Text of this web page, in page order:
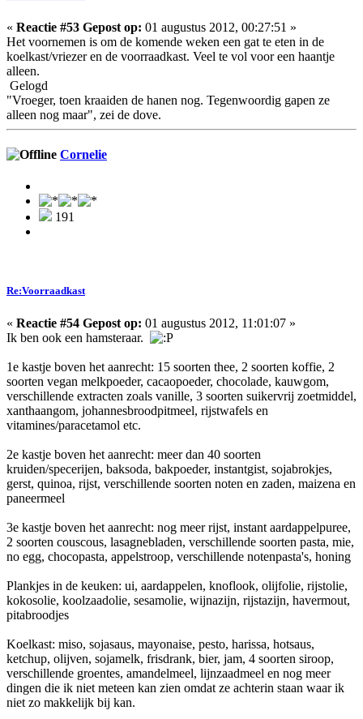
« Reactie #53 Gepost op: 01 augustus 2012, 00:27:51 »
Het voornemen is om de komende weken een gat te eten in de
koelkast/vriezer en de voorraadkast. Veel te vol voor een haantje
alleen.
Gelogd
"Vroeger, toen kraaiden de hanen nog. Tegenwoordig gapen ze
alleen nog maar", zei de dove.
Cornelie
191
Re:Voorraadkast
« Reactie #54 Gepost op: 01 augustus 2012, 11:01:07 »
Ik ben ook een hamsteraar.
1e kastje boven het aanrecht: 15 soorten thee, 2 soorten koffie, 2
soorten vegan melkpoeder, cacaopoeder, chocolade, kauwgom,
verschillende extracten zoals vanille, 3 soorten suikervrij zoetmiddel,
xanthaangom, johannesbroodpitmeel, rijstwafels en
vitamines/paracetamol etc.
2e kastje boven het aanrecht: meer dan 40 soorten
kruiden/specerijen, baksoda, bakpoeder, instantgist, sojabrokjes,
gerst, quinoa, rijst, verschillende soorten noten en zaden, maizena en
paneermeel
3e kastje boven het aanrecht: nog meer rijst, instant aardappelpuree,
2 soorten couscous, lasagnebladen, verschillende soorten pasta, mie,
no egg, chocopasta, appelstroop, verschillende notenpasta's, honing
Plankjes in de keuken: ui, aardappelen, knoflook, olijfolie, rijstolie,
kokosolie, koolzaadolie, sesamolie, wijnazijn, rijstazijn, havermout,
pitabroodjes
Koelkast: miso, sojasaus, mayonaise, pesto, harissa, hotsaus,
ketchup, olijven, sojamelk, frisdrank, bier, jam, 4 soorten siroop,
verschillende groentes, amandelmeel, lijnzaadmeel en nog meer
dingen die ik niet meteen kan zien omdat ze achterin staan waar ik
niet zo makkelijk bij kan.